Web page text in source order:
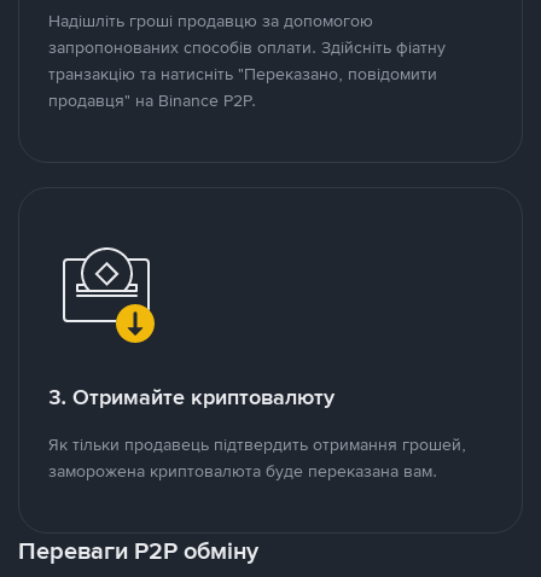
Надішліть гроші продавцю за допомогою
запропонованих способів оплати. Здійсніть фіатну
транзакцію та натисніть "Переказано, повідомити
продавця" на Binance P2P.
3. Отримайте криптовалюту
Як тільки продавець підтвердить отримання грошей,
заморожена криптовалюта буде переказана вам.
Переваги P2P обміну